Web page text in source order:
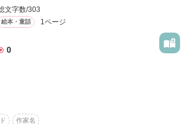
読書が
のに……。
運命の番”(つがい)」
言われている
ました。
文字数/303
絵本・童話 1ページ
0
かな？
えるかな？
作家名